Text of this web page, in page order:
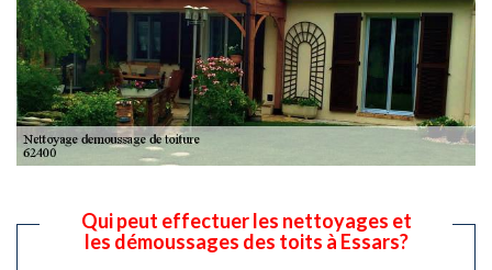
Qui peut effectuer les nettoyages et
les démoussages des toits à Essars?